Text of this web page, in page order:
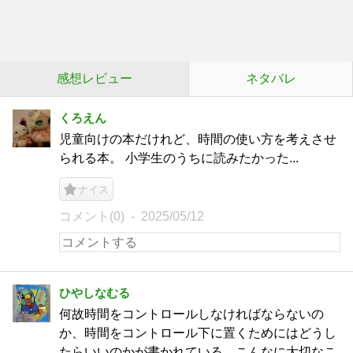
感想レビュー ネタバレ
くろえん
児童向けの本だけれど、時間の使い方を考えさせ
られる本。 小学生のうちに読みたかった...
ナイス
コメント(0) 2025/05/12
ひやしなむる
何故時間をコントロールしなければならないの
か、時間をコントロール下に置くためにはどうし